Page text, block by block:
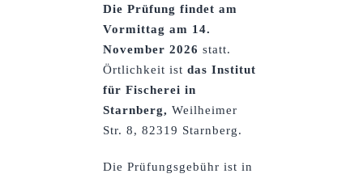
Die Prüfung findet am
Vormittag am 14.
November 2026statt.
Örtlichkeit istdas Institut
für Fischerei in
Starnberg,Weilheimer
Str. 8, 82319 Starnberg.
Die Prüfungsgebühr ist in